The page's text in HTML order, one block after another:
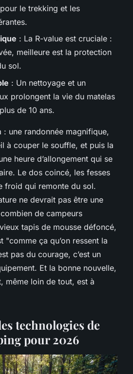
le trekking et les
: La R-value est cruciale :
meilleure est la protection
sol.
: Un nettoyage et un
prolongent la vie du matelas
de 10 ans.
: une randonnée magnifique,
à couper le souffle, et puis la
heure d’allongement qui se
Le dos coincé, les fesses
froid qui remonte du sol.
ne devrait pas être une
de campeurs
tapis de mousse défoncé,
"comme ça qu’on ressent la
pas du courage, c’est un
Et la bonne nouvelle,
même loin de tout, est à
technologies de
pour 2026